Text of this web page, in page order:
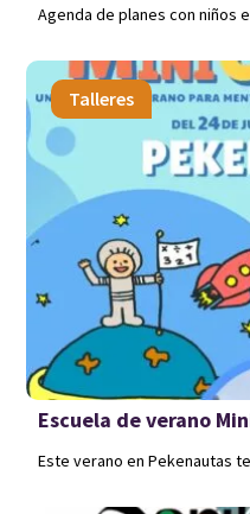
Agenda de planes con niños
Escuela de verano
Talleres
Este verano en Pekenautas